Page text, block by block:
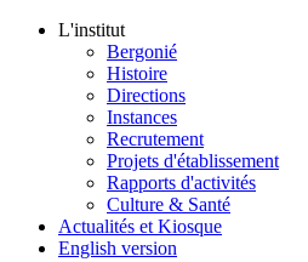
L'institut
Bergonié
Histoire
Directions
Instances
Recrutement
Projets d'établissement
Rapports d'activités
Culture & Santé
Actualités et Kiosque
English version